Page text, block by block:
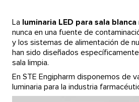
La luminaria LED para sala blanca
nunca en una fuente de
y los sistemas de alimentación de
han sido diseñados
sala limpia.
En STE Engipharm disponemos de
luminaria para la industria